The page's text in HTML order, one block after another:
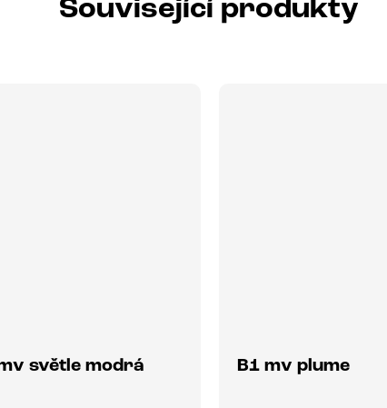
Související produkty
světle modrá B1 mv plume